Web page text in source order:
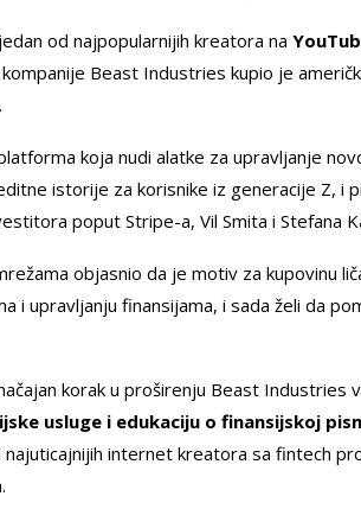
od najpopularnijih kreatora na
Beast Industries kupio je
koja nudi alatke za upravljanje
istorije za korisnike iz generacije Z, i
poput Stripe-a, Vil Smita i Stefana
objasnio da je motiv za kupovinu
i upravljanju finansijama, i sada želi da
korak u proširenju Beast Industries
usluge i edukaciju o finansijskoj
internet kreatora sa fintech